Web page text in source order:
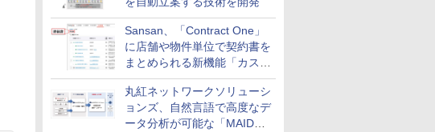
Sansan、「Contract One」
に店舗や物件単位で契約書を
まとめられる新機能「カスタ
ム契約ツリー」を追加
丸紅ネットワークソリューシ
ョンズ、自然言語で高度なデ
ータ分析が可能な「MAIDOA